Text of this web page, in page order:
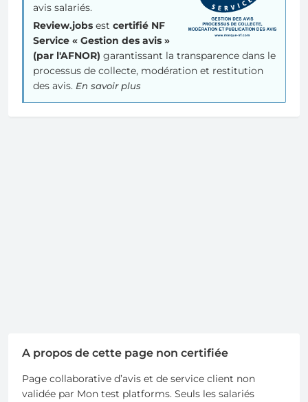
avis salariés.
Review.jobs est certifié NF
Service « Gestion des avis »
(par l'AFNOR) garantissant la transparence dans le
processus de collecte, modération et restitution
des avis. En savoir plus
A propos de cette page non certifiée
Page collaborative d’avis et de service client non
validée par Mon test platforms. Seuls les salariés